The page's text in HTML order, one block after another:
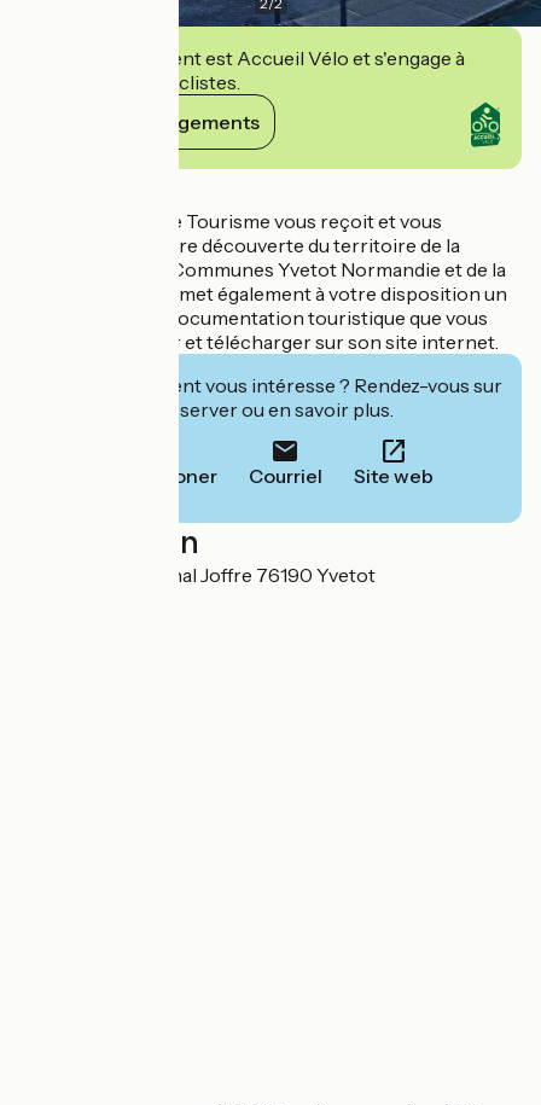
Cet établissement est Accueil Vélo et s'engage à
accueillir des cyclistes.
Voir ses engagements
Yvetot Normandie Tourisme vous reçoit et vous
conseille dans votre découverte du territoire de la
Communauté de Communes Yvetot Normandie et de la
Seine-Maritime. Il met également à votre disposition un
large éventail de documentation touristique que vous
pourrez retrouver et télécharger sur son site internet.
Cet établissement vous intéresse ? Rendez-vous sur
leur site pour réserver ou en savoir plus.
Téléphoner Courriel Site web
Localisation
8 Place du Marechal Joffre 76190 Yvetot